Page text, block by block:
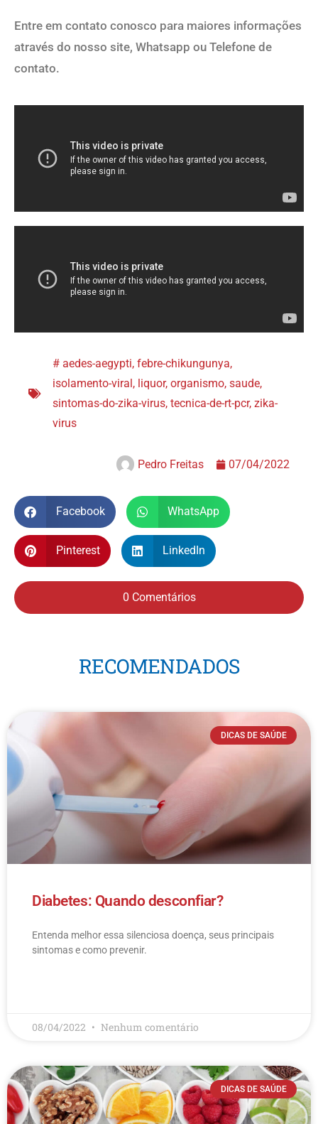
Entre em contato conosco para maiores informações
através do nosso site, Whatsapp ou Telefone de
contato.
# aedes-aegypti, febre-chikungunya,
isolamento-viral, liquor, organismo, saude,
sintomas-do-zika-virus, tecnica-de-rt-pcr, zika-
virus
Pedro Freitas 07/04/2022
Facebook WhatsApp
Pinterest LinkedIn
0 Comentários
RECOMENDADOS
DICAS DE SAÚDE
Diabetes: Quando desconfiar?
Entenda melhor essa silenciosa doença, seus principais
sintomas e como prevenir.
08/04/2022 Nenhum comentário
DICAS DE SAÚDE